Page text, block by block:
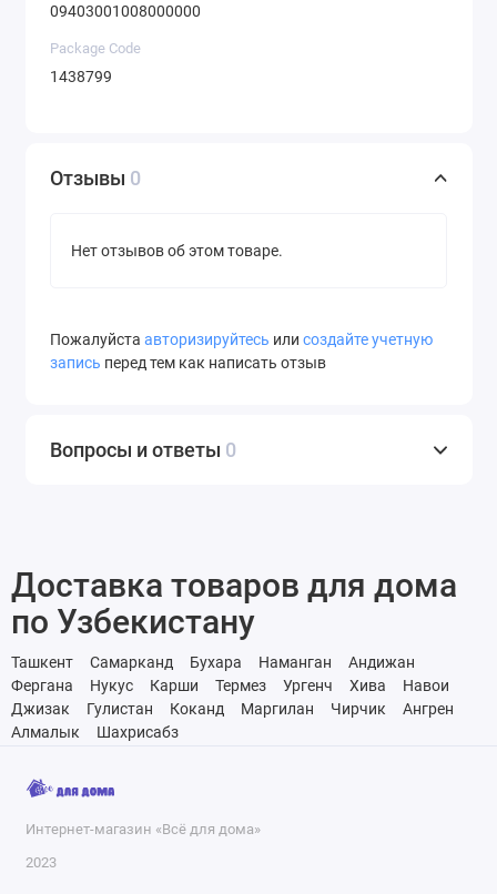
09403001008000000
Package Code
1438799
Отзывы 0
Нет отзывов об этом товаре.
Пожалуйста авторизируйтесь или создайте учетную
запись перед тем как написать отзыв
Вопросы и ответы 0
Доставка товаров для дома
по Узбекистану
Ташкент Самарканд Бухара Наманган
Андижан
Фергана
Нукус Карши Термез Ургенч Хива
Навои
Джизак
Гулистан Коканд Маргилан Чирчик
Ангрен
Алмалык
Шахрисабз
Интернет-магазин «Всё для дома»
2023